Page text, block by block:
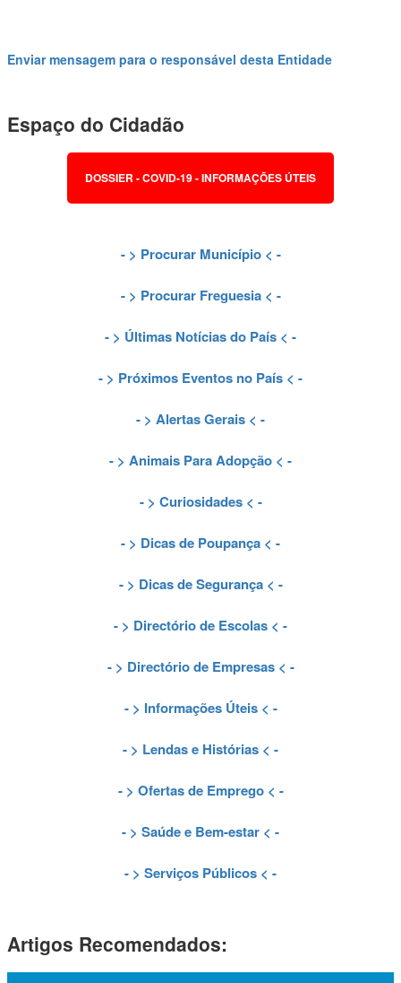
Enviar mensagem para o responsável desta Entidade
Espaço do Cidadão
DOSSIER - COVID-19 - INFORMAÇÕES ÚTEIS
- > Procurar Município< -
- > Procurar Freguesia< -
- > Últimas Notícias do País < -
- > Próximos Eventos no País < -
- > Alertas Gerais < -
- > Animais Para Adopção < -
- > Curiosidades< -
- > Dicas de Poupança < -
- > Dicas de Segurança< -
- > Directório de Escolas < -
- > Directório de Empresas< -
- > Informações Úteis< -
- > Lendas e Histórias < -
- > Ofertas de Emprego< -
- > Saúde e Bem-estar < -
- > Serviços Públicos < -
Artigos Recomendados: